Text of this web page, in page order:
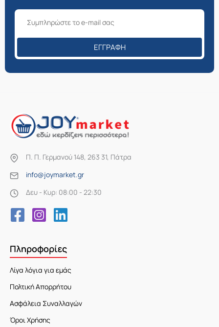
ΕΓΓΡΑΦΉ
Π. Π. Γερμανού 148, 263 31, Πάτρα
info@joymarket.gr
Δευ - Κυρ: 08:00 - 22:30
Πληροφορίες
Λίγα λόγια για εμάς
Πολτική Απορρήτου
Ασφάλεια Συναλλαγών
Όροι Χρήσης